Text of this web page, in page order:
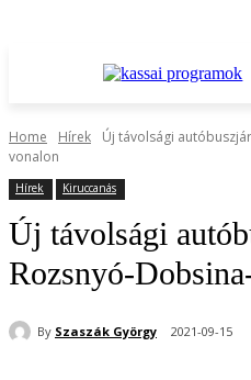
Home Hírek
Új távolsági
vonalon
Hírek Kiruccanás
Új távolsági
Rozsnyó-
By Szaszák György 2021-09-15